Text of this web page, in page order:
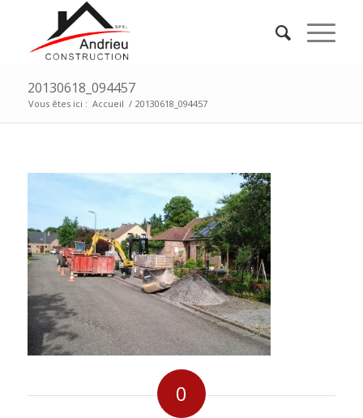
20130618_094457
Vous êtes ici : Accueil / 20130618_094457
0